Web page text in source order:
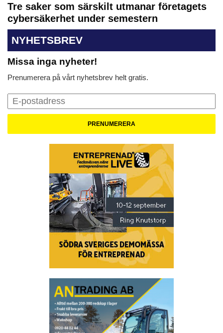
Tre saker som särskilt utmanar företagets
cybersäkerhet under semestern
NYHETSBREV
Missa inga nyheter!
Prenumerera på vårt nyhetsbrev helt gratis.